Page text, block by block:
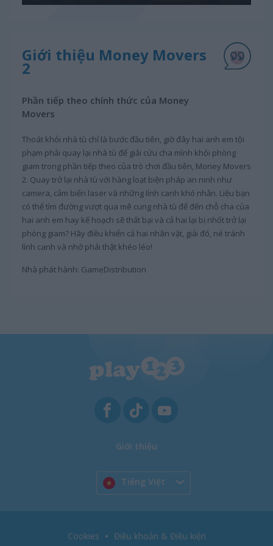
Giới thiệu Money Movers
2
Phần tiếp theo chính thức của Money
Movers
Thoát khỏi nhà tù chỉ là bước đầu tiên, giờ đây hai anh em tội
phạm phải quay lại nhà tù để giải cứu cha mình khỏi phòng
giam trong phần tiếp theo của trò chơi đầu tiên, Money Movers
2. Quay trở lại nhà tù với hàng loạt biện pháp an ninh như
camera, cảm biến laser và những lính canh khó nhằn. Liệu bạn
có thể tìm đường vượt qua mê cung nhà tù để đến chỗ cha của
hai anh em hay kế hoạch sẽ thất bại và cả hai lại bị nhốt trở lại
phòng giam? Hãy điều khiển cả hai nhân vật, giải đố, né tránh
lính canh và nhớ phải thật khéo léo!
Nhà phát hành: GameDistribution
Giới thiệu
Tiếng Việt
Cookies Điều khoản & Điều kiện